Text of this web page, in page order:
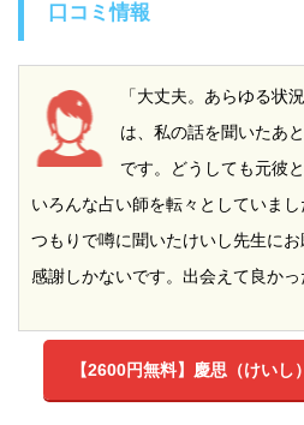
口コミ情報
「大丈夫。あらゆる状
は、私の話を聞いたあ
です。どうしても元彼
いろんな占い師を転々としていま
つもりで噂に聞いたけいし先生に
感謝しかないです。出会えて良か
【2600円無料】 慶思（けいし